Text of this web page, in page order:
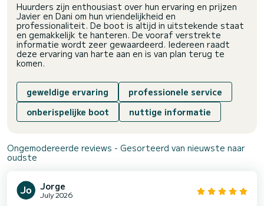
Huurders zijn enthousiast over hun ervaring en prijzen
Javier en Dani om hun vriendelijkheid en
professionaliteit. De boot is altijd in uitstekende staat
en gemakkelijk te hanteren. De vooraf verstrekte
informatie wordt zeer gewaardeerd. Iedereen raadt
deze ervaring van harte aan en is van plan terug te
komen.
geweldige ervaring
professionele service
onberispelijke boot
nuttige informatie
Ongemodereerde reviews - Gesorteerd van nieuwste naar
oudste
Jorge
July 2026